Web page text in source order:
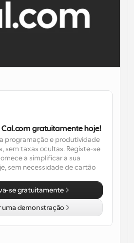
Dinâmico
de forma fluida com várias pessoas
gratuitamente hoje!
programação e produtividade
sem taxas ocultas. Registe-se
a simplificar a sua
sem necessidade de cartão
se gratuitamente
uma demonstração